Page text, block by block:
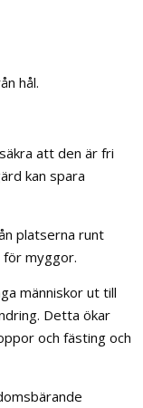
hål.
att den är fri
kan spara
platserna runt
myggor.
människor ut till
Detta ökar
och fästing och